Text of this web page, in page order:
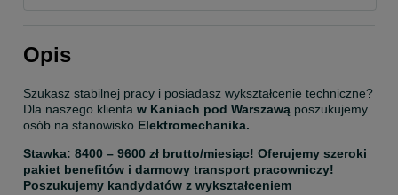
Opis
Szukasz stabilnej pracy i posiadasz wykształcenie techniczne?
Dla naszego klienta w Kaniach pod Warszawą poszukujemy
osób na stanowisko Elektromechanika.
Stawka: 8400 – 9600 zł brutto/miesiąc! Oferujemy szeroki
pakiet benefitów i darmowy transport pracowniczy!
Poszukujemy kandydatów z wykształceniem